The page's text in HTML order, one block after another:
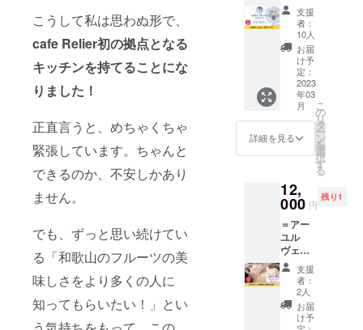
こうして私は思わぬ形で、
cafe Relier初の拠点となる
キッチンを持てることにな
りました！
正直言うと、めちゃくちゃ
緊張しています。ちゃんと
できるのか、不安しかあり
ません。
でも、ずっと思い続けてい
る「和歌山のフルーツの美
味しさをより多くの人に
知ってもらいたい！」とい
のでご
注意く
ださ
い。 ※
有効期
限は、
2023年
2月～
2024年
1月まで
の1年間
です。
り堂
キッチ
547-
0043 大
阪市平
野区平
野東1-
8-6 商売
農場内
届けい
たしま
す。 ※
カラダ
いたわ
り堂
キッチ
ン以外
ではお
使いい
ただけ
ださ
い。 ※
限は、
初回利
用から6
か月間
です。
※初回利
用は
2023年
ずつの
セット
となり
ます。
お試し
したい
方にも
オスス
メで
す！ マ
チコさ
セージ
付きで
す。 ※
送料込
みのお
値段で
す。 ー
食品表
示ー ●
ピリ甘
・名
セッ
ト）】
ラサー
ヤナ工
房さん
「earth
choco
」5種
セット
をお届
けいた
しま
ンドの
伝統医
学アー
ユル
ヴェー
ダの
ハーブ
やスパ
イスを
低温で
固まる
支援
者：
10人
お届
け予
定：
2023
年03
月
詳細を見る
こ
の
リ
タ
ー
ン
を
選
択
す
る
12,
000 円
残り1
＝アー
ユル
ヴェー
ダ施術
＝ 【上
半身
コース
回数権
支援
者：
2人
お届
け予